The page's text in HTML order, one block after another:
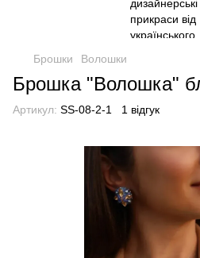
Брошки Волошки
Брошка "Волошка"
Артикул: SS-08-2-1 1 відгук